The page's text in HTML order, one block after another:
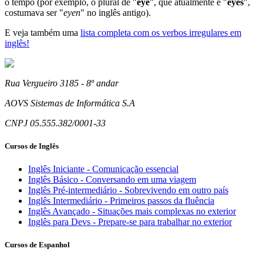
costumava ser "eyen" no inglês antigo).
E veja também uma lista completa com os verbos irregulares em
inglês!
Rua Vergueiro 3185 - 8º andar
AOVS Sistemas de Informática S.A
CNPJ 05.555.382/0001-33
Cursos de Inglês
Inglês Iniciante - Comunicação essencial
Inglês Básico - Conversando em uma viagem
Inglês Pré-intermediário - Sobrevivendo em outro país
Inglês Intermediário - Primeiros passos da fluência
Inglês Avançado - Situações mais complexas no exterior
Inglês para Devs - Prepare-se para trabalhar no exterior
Cursos de Espanhol